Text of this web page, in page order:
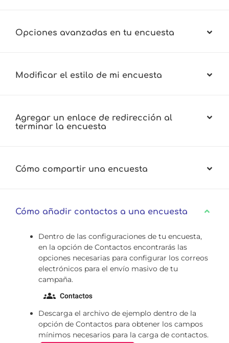
Opciones avanzadas en tu encuesta
Modificar el estilo de mi encuesta
Agregar un enlace de redirección al
terminar la encuesta
Cómo compartir una encuesta
Cómo añadir contactos a una encuesta
Dentro de las configuraciones de tu encuesta,
en la opción de Contactos encontrarás las
opciones necesarias para configurar los correos
electrónicos para el envío masivo de tu
campaña.
Descarga el archivo de ejemplo dentro de la
opción de Contactos para obtener los campos
mínimos necesarios para la carga de contactos.